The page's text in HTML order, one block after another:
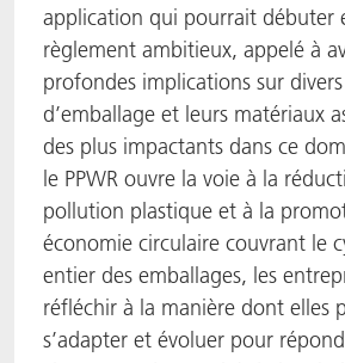
application qui pourrait débuter
règlement ambitieux, appelé à
profondes implications sur
d’emballage et leurs matériaux
des plus impactants dans ce
le PPWR ouvre la voie à la
pollution plastique et à la
économie circulaire couvrant le
entier des emballages, les
réfléchir à la manière dont elles
s’adapter et évoluer pour